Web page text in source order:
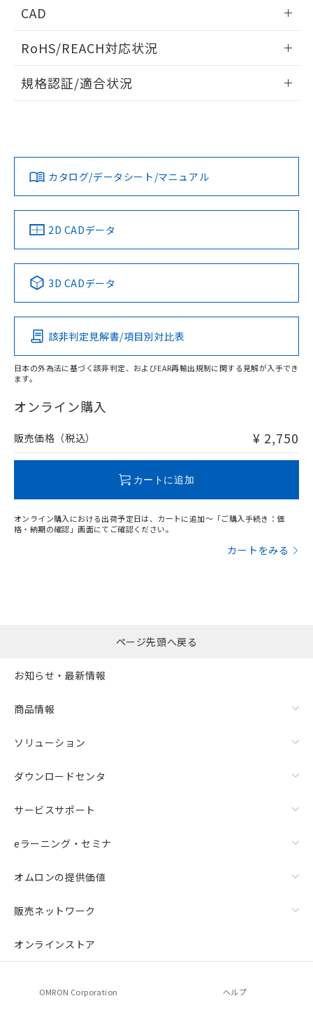
CAD
ドすることができます。
ログイン/会員登録
ダウンロードデータをご利用いただく前に、以下を必ずお読
みください。
ソフトウェアの使用条件
RoHS/REACH対応状況
EU RoHS 注意事項・凡例
対応済み
中国 RoHS 注意事項・凡例
Pb Hg Cd Cr(VI)
O
在庫等で未対応品が混在する可能性があります。
問い合わせください。
規格認証/適合状況
LR型式承認
（イギリス
船舶規格）
DNV型式承認
（ノルウェー
BV型式承認
（フランス
KR型式
（韓国
No No No No
この製品の規格認証/適合状況ページへ
その他の認証はこちらのページからご検索ください
カタログ/データシート/マニュアル
2D CADデータ
3D CADデータ
該非判定見解書/項目別対比表
日本の外為法に基づく該非判定、およびEAR再輸出規制に関する見解が入手でき
ます。
オンライン購入
販売価格（税込） ¥ 2,750
カートに追加
オンライン購入における出荷予定日は、カートに追加～「ご購入手続き：価
格・納期の確認」画面にてご確認ください。
カートをみる
ページ先頭へ戻る
お知らせ・最新情報
商品情報
ソリューション
ダウンロードセンタ
サービスサポート
eラーニング・セミナ
オムロンの提供価値
販売ネットワーク
オンラインストア
OMRON Corporation ヘルプ